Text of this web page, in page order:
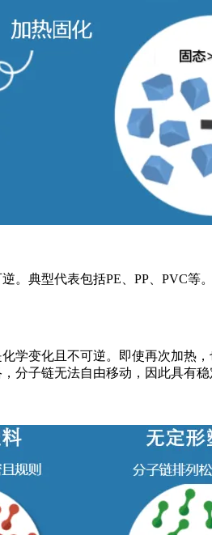
典型代表包括PE、PP、PVC等
学变化且不可逆。即使再次加热
分子链无法自由移动，因此具有稳